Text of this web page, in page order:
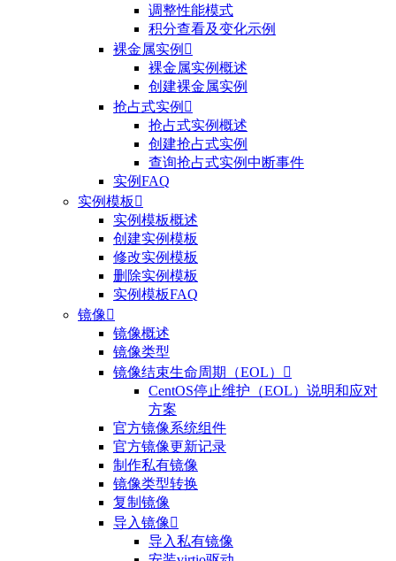
调整性能模式
积分查看及变化示例
裸金属实例 
裸金属实例概述
创建裸金属实例
抢占式实例 
抢占式实例概述
创建抢占式实例
查询抢占式实例中断事件
实例FAQ
实例模板 
实例模板概述
创建实例模板
修改实例模板
删除实例模板
实例模板FAQ
镜像
镜像概述
镜像类型
镜像结束生命周期（EOL）

CentOS停止维护（EOL）说明和应对
方案
官方镜像系统组件
官方镜像更新记录
制作私有镜像
镜像类型转换
复制镜像
导入镜像
导入私有镜像